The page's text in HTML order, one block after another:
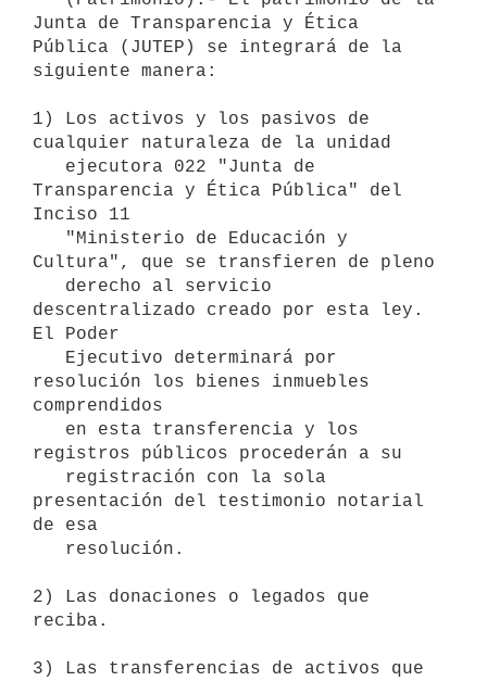
Junta de Transparencia y Ética
Pública (JUTEP) se integrará de la
siguiente manera:
1) Los activos y los pasivos de
cualquier naturaleza de la unidad
Transparencia y Ética Pública" del
Inciso 11
Cultura", que se transfieren de pleno
descentralizado creado por esta ley.
El Poder
resolución los bienes inmuebles
comprendidos
registros públicos procederán a su
presentación del testimonio notarial
de esa
2) Las donaciones o legados que
reciba.
3) Las transferencias de activos que